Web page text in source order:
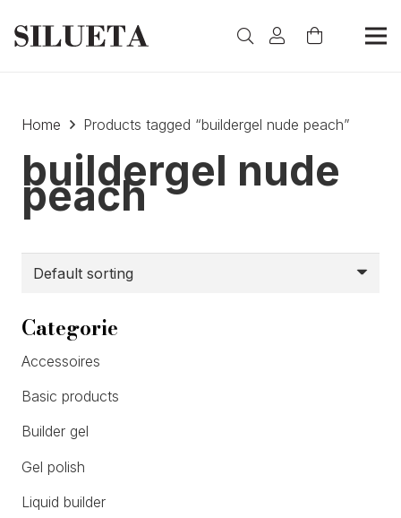
Home Products tagged “buildergel nude peach”
buildergel nude
peach
Categorie
Accessoires
Basic products
Builder gel
Gel polish
Liquid builder